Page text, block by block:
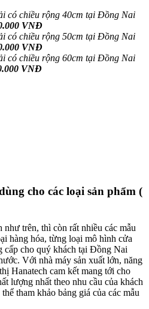
có chiều rộng 40cm tại Đồng Nai
VNĐ
có chiều rộng 50cm tại Đồng Nai
VNĐ
có chiều rộng 60cm tại Đồng Nai
VNĐ
cho các loại sản phẩm (
trên, thì còn rất nhiều các mẫu
hàng hóa, từng loại mô hình cửa
cấp cho quý khách tại Đồng Nai
Với nhà máy sản xuất lớn, năng
Hanatech cam kết mang tới cho
lượng nhất theo nhu cầu của khách
tham khảo bảng giá của các mẫu